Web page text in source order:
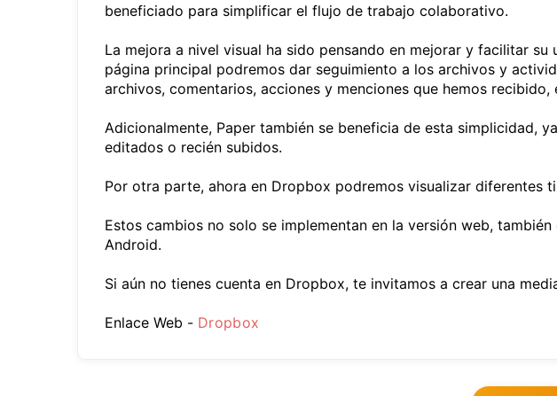
beneficiado para simplificar el flujo de trabajo colaborativo.
La mejora a nivel visual ha sido pensando en mejorar y facilitar
página principal podremos dar seguimiento a los archivos y
archivos, comentarios, acciones y menciones que hemos
Adicionalmente, Paper también se beneficia de esta simplicidad,
editados o recién subidos.
Por otra parte, ahora en Dropbox podremos visualizar diferentes
Estos cambios no solo se implementan en la versión web,
Android.
Si aún no tienes cuenta en Dropbox, te invitamos a crear una
Enlace Web - Dropbox